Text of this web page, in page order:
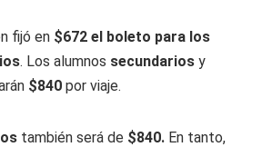
fijó en $672 el boleto para los
. Los alumnos secundarios y
$840 por viaje.
también será de $840. En tanto,